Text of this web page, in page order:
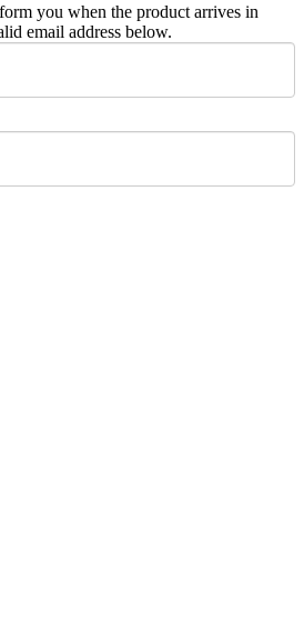
you when the product arrives in
email address below.